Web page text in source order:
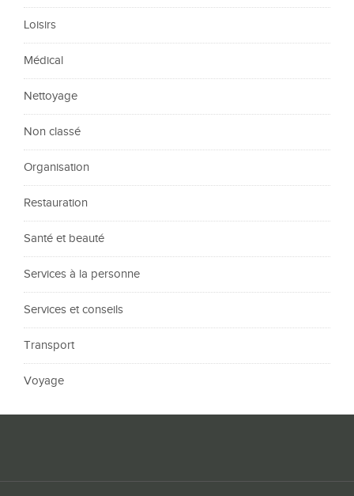
Loisirs
Médical
Nettoyage
Non classé
Organisation
Restauration
Santé et beauté
Services à la personne
Services et conseils
Transport
Voyage